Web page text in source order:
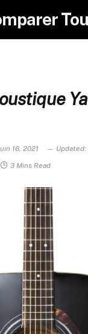
16, 2021 Updated:
3 Mins Read